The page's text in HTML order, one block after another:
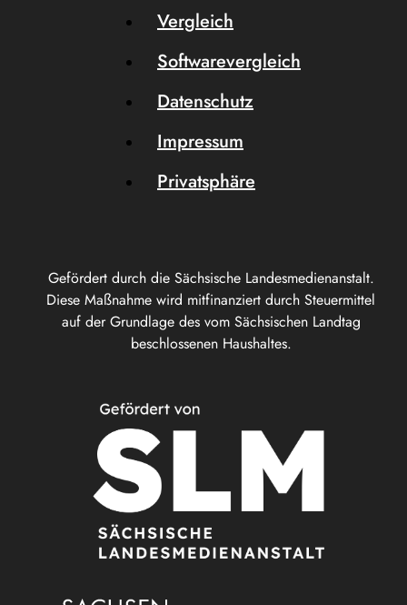
Gefördert durch die Sächsische Landesmedienanstalt.
Diese Maßnahme wird mitfinanziert durch Steuermittel
auf der Grundlage des vom Sächsischen Landtag
beschlossenen Haushaltes.
Vergleich
Softwarevergleich
Datenschutz
Impressum
Privatsphäre